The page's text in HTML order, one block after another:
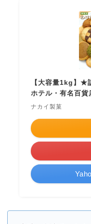
【大容量1kg】★
ホテル・有名百貨
ナカイ製菓